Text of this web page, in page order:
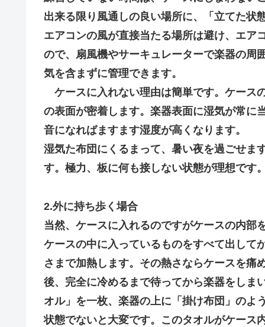
出来る限り風通しの良い場所に、「立てた状
エアコンの風が直接当たる場所は避け、エア
ので、扇風機やサーキュレーターで楽器の周
気を含まずに管理できます。
ケースに入れない理由は簡単です。ケース
の表面が密着します。楽器表面に湿気が常に
音になればますます湿度が高くなります。
湿気た布団にくるまって、暑い夜を過ごせま
す。極力、板に何も接しない状態が理想です。
2.外に持ち歩く場合
当然、ケースに入れるのですがケースの内部
ケースの中に入っているものをすべて出して
さまで加熱します。その熱さならケースを痛
後、完全に冷めるまで待ってから楽器をしま
オル」を一枚、楽器の上に「掛け布団」のよ
状態でないと大変です。このタオルがケース